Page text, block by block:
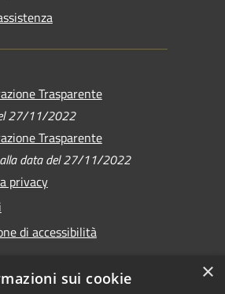
Trasparente
27/11/2022
Trasparente
alla data del 27/11/2022
privacy
di accessibilità
×
sui cookie